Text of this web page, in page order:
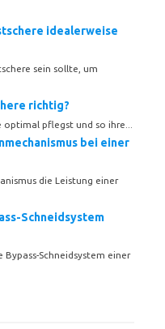
idealerweise
sein sollte, um
richtig?
optimal pflegst und so ihre...
bei einer
die Leistung einer
Schneidsystem
Bypass-Schneidsystem einer